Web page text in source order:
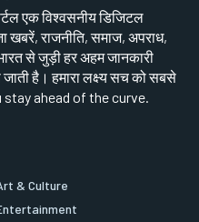
एक विश्वसनीय डिजिटल
खबरें, राजनीति, समाज, अपराध,
से जुड़ी हर अहम जानकारी
है। हमारा लक्ष्य सच को सबसे
ahead of the curve.
& Culture